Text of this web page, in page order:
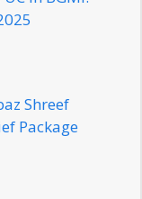
Shreef
Package